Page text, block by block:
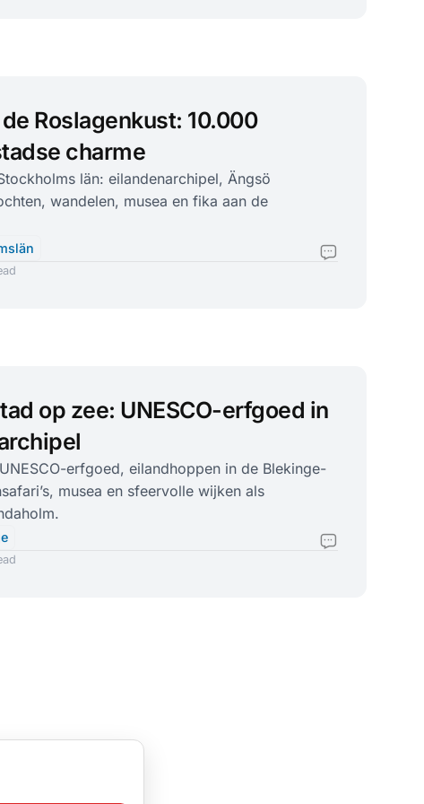
Roslagenkust: 10.000
charme
län: eilandenarchipel, Ängsö
wandelen, musea en fika aan de
op zee: UNESCO-erfgoed in
erfgoed, eilandhoppen in de Blekinge-
musea en sfeervolle wijken als